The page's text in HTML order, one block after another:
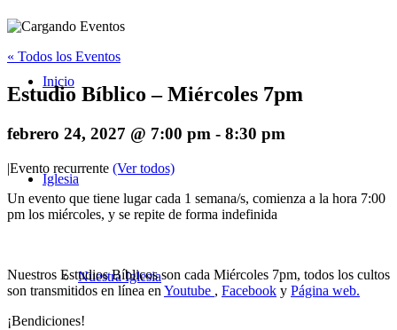
Inicio
Iglesia
Nuestra Iglesia
« Todos los Eventos
Estudio Bíblico – Miércoles 7pm
febrero 24, 2027 @ 7:00 pm - 8:30 pm
|Evento recurrente (Ver todos)
Un evento que tiene lugar cada 1 semana/s, comienza a la hora 7:00
pm los miércoles, y se repite de forma indefinida
Nuestros Estudios Bíblicos son cada Miércoles 7pm, todos los cultos
son transmitidos en línea en Youtube , Facebook y Página web.
¡Bendiciones!